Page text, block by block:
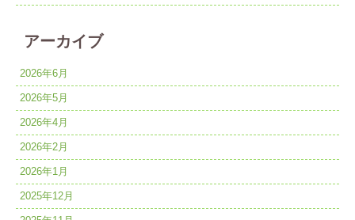
アーカイブ
2026年6月
2026年5月
2026年4月
2026年2月
2026年1月
2025年12月